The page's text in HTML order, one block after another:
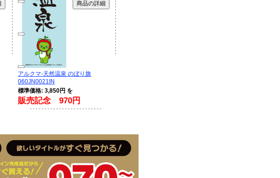
アルクマ-天然温泉 のぼり旗
060JN0021IN
標準価格: 3,850円 を
販売記念 970円